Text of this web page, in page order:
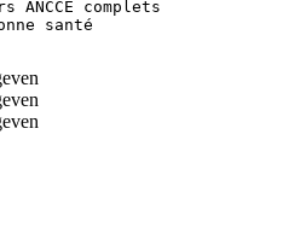
ANCCE complets
santé